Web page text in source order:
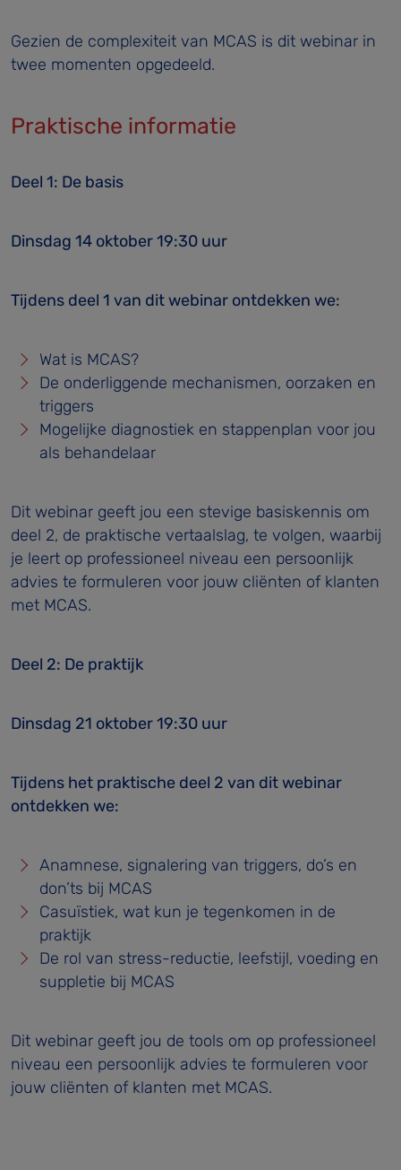
Gezien de complexiteit van MCAS is dit webinar in
twee momenten opgedeeld.
Praktische informatie
Deel 1: De basis
Dinsdag 14 oktober 19:30 uur
Tijdens deel 1 van dit webinar ontdekken we:
Wat is MCAS?
De onderliggende mechanismen, oorzaken en
triggers
Mogelijke diagnostiek en stappenplan voor jou
als behandelaar
Dit webinar geeft jou een stevige basiskennis om
deel 2, de praktische vertaalslag, te volgen, waarbij
je leert op professioneel niveau een persoonlijk
advies te formuleren voor jouw cliënten of klanten
met MCAS.
Deel 2: De praktijk
Dinsdag 21 oktober 19:30 uur
Tijdens het praktische deel 2 van dit webinar
ontdekken we:
Anamnese, signalering van triggers, do’s en
don’ts bij MCAS
Casuïstiek, wat kun je tegenkomen in de
praktijk
De rol van stress-reductie, leefstijl, voeding en
suppletie bij MCAS
Dit webinar geeft jou de tools om op professioneel
niveau een persoonlijk advies te formuleren voor
jouw cliënten of klanten met MCAS.